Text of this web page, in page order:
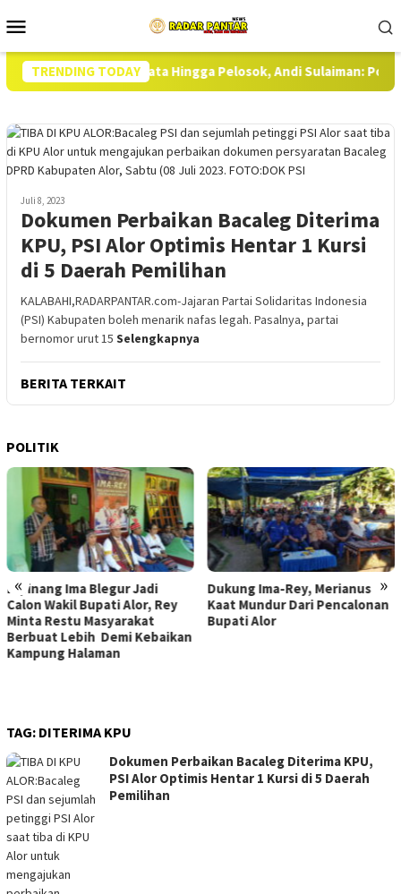
ke
Mobile
TRENDING TODAY
Harus Merata Hingga Pelosok, Andi Sulaiman: Polisi Tindak
Juli 8, 2023
Dokumen Perbaikan Bacaleg Diterima
KPU, PSI Alor Optimis Hentar 1 Kursi
di 5 Daerah Pemilihan
KALABAHI,RADARPANTAR.com-Jajaran Partai Solidaritas Indonesia
(PSI) Kabupaten boleh menarik nafas legah. Pasalnya, partai
bernomor urut 15 Selengkapnya
BERITA TERKAIT
POLITIK
« »
Dukung Ima-Rey, Merianus
Kaat Mundur Dari Pencalonan
Bupati Alor
MK Hapus Ambang Batas
Parlemen 4 Persen, Berlaku
Mulai 2029
TAG: DITERIMA KPU
Dokumen Perbaikan Bacaleg Diterima KPU,
PSI Alor Optimis Hentar 1 Kursi di 5 Daerah
Pemilihan